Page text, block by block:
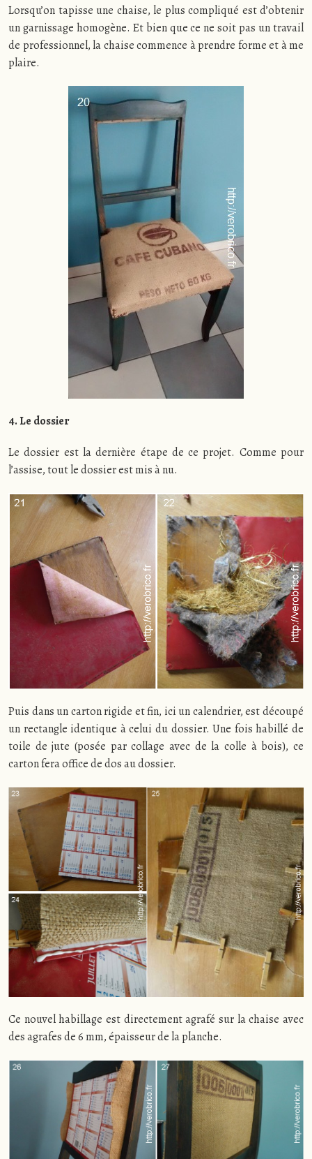
Lorsqu’on tapisse une chaise, le plus compliqué est d’obtenir
un garnissage homogène. Et bien que ce ne soit pas un travail
de professionnel, la chaise commence à prendre forme et à me
plaire.
4. Le dossier
Le dossier est la dernière étape de ce projet. Comme pour
l’assise, tout le dossier est mis à nu.
Puis dans un carton rigide et fin, ici un calendrier, est découpé
un rectangle identique à celui du dossier. Une fois habillé de
toile de jute (posée par collage avec de la colle à bois), ce
carton fera office de dos au dossier.
Ce nouvel habillage est directement agrafé sur la chaise avec
des agrafes de 6 mm, épaisseur de la planche.